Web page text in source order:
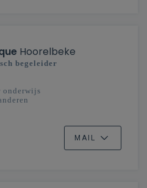
Hoorelbeke
begeleider
onderwijs
MAIL